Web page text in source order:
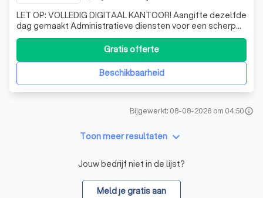
LET OP: VOLLEDIG DIGITAAL KANTOOR! Aangifte dezelfde
dag gemaakt Administratieve diensten voor een scherp
tarief. Veel landelijke klanten; zie reviews!
Beschikbaarheid
Gratis offerte
Bijgewerkt: 08-08-2026 om 04:50info
Toon meer resultaten keyboard_arrow_down
Jouw bedrijf niet in de lijst?
Meld je gratis aan